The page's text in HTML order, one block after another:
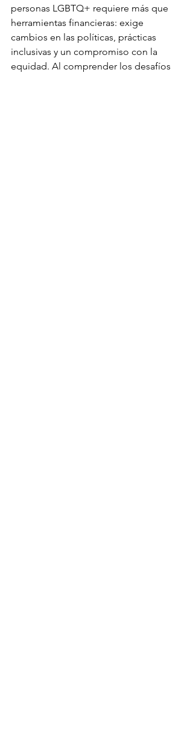
personas LGBTQ+ requiere más que
herramientas financieras: exige
cambios en las políticas, prácticas
inclusivas y un compromiso con la
equidad. Al comprender los desafíos